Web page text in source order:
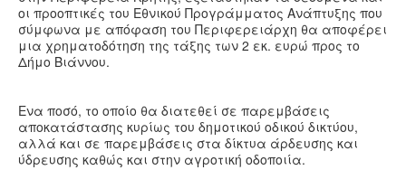
οι προοπτικές του Εθνικού Προγράμματος Ανάπτυξης που
σύμφωνα με απόφαση του Περιφερειάρχη θα αποφέρει
μια χρηματοδότηση της τάξης των 2 εκ. ευρώ προς το
Δήμο Βιάννου.
Ενα ποσό, το οποίο θα διατεθεί σε παρεμβάσεις
αποκατάστασης κυρίως του δημοτικού οδικού δικτύου,
αλλά και σε παρεμβάσεις στα δίκτυα άρδευσης και
ύδρευσης καθώς και στην αγροτική οδοποιία.